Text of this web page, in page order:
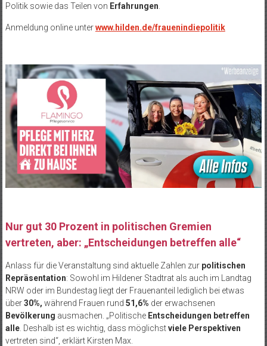
Politik sowie das Teilen von Erfahrungen
Anmeldung online unterwww.hilden.de/frauenindiepolitik
Nur gut 30 Prozent in politischen Gremien
vertreten, aber: „Entscheidungen betreffen alle“
Anlass für die Veranstaltung sind aktuelle Zahlen zur politischen
Repräsentation: Sowohl im Hildener Stadtrat als auch im Landtag
NRW oder im Bundestag liegt der Frauenanteil lediglich bei etwas
über30%, während Frauen rund 51,6% der erwachsenen
Bevölkerung ausmachen. „Politische Entscheidungen betreffen
alle. Deshalb ist es wichtig, dass möglichstviele Perspektiven
vertreten sind“, erklärt Kirsten Max.